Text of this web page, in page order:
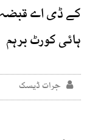
کے ڈی اے قبضہ
ہائی کورٹ برہم
جرات ڈیسک